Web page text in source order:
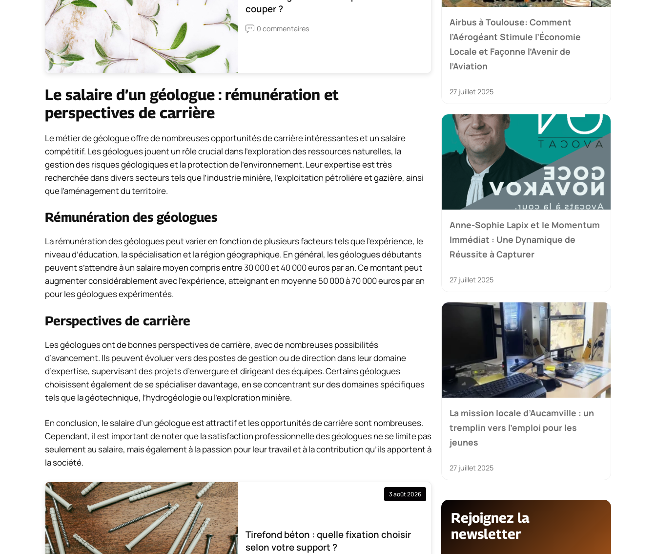
couper ?
0 commentaires
Le salaire d’un géologue : rémunération et
perspectives de carrière
Le métier de géologue offre de nombreuses opportunités de carrière intéressantes et un salaire
compétitif. Les géologues jouent un rôle crucial dans l’exploration des ressources naturelles, la
gestion des risques géologiques et la protection de l’environnement. Leur expertise est très
recherchée dans divers secteurs tels que l’industrie minière, l’exploitation pétrolière et gazière, ainsi
que l’aménagement du territoire.
Rémunération des géologues
La rémunération des géologues peut varier en fonction de plusieurs facteurs tels que l’expérience, le
niveau d’éducation, la spécialisation et la région géographique. En général, les géologues débutants
peuvent s’attendre à un salaire moyen compris entre 30 000 et 40 000 euros par an. Ce montant peut
augmenter considérablement avec l’expérience, atteignant en moyenne 50 000 à 70 000 euros par an
pour les géologues expérimentés.
Perspectives de carrière
Les géologues ont de bonnes perspectives de carrière, avec de nombreuses possibilités
d’avancement. Ils peuvent évoluer vers des postes de gestion ou de direction dans leur domaine
d’expertise, supervisant des projets d’envergure et dirigeant des équipes. Certains géologues
choisissent également de se spécialiser davantage, en se concentrant sur des domaines spécifiques
tels que la géotechnique, l’hydrogéologie ou l’exploration minière.
En conclusion, le salaire d’un géologue est attractif et les opportunités de carrière sont nombreuses.
Cependant, il est important de noter que la satisfaction professionnelle des géologues ne se limite pas
seulement au salaire, mais également à la passion pour leur travail et à la contribution qu’ils apportent à
la société.
3 août 2026
Tirefond béton : quelle fixation choisir
selon votre support ?
Airbus à Toulouse: Comment
l’Aérogéant Stimule l’Économie
Locale et Façonne l’Avenir de
l’Aviation
27 juillet 2025
Anne-Sophie Lapix et le Momentum
Immédiat : Une Dynamique de
Réussite à Capturer
27 juillet 2025
La mission locale d’Aucamville : un
tremplin vers l’emploi pour les
jeunes
27 juillet 2025
Rejoignez la
newsletter